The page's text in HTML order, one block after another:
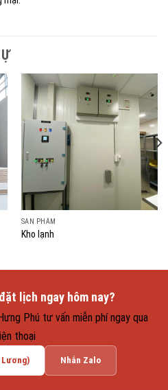
SẢN PHẨM
Kho lạnh
lịch ngay hôm nay?
Phú tư vấn miễn phí ngay qua
thoại
Lương) Nhắn Zalo